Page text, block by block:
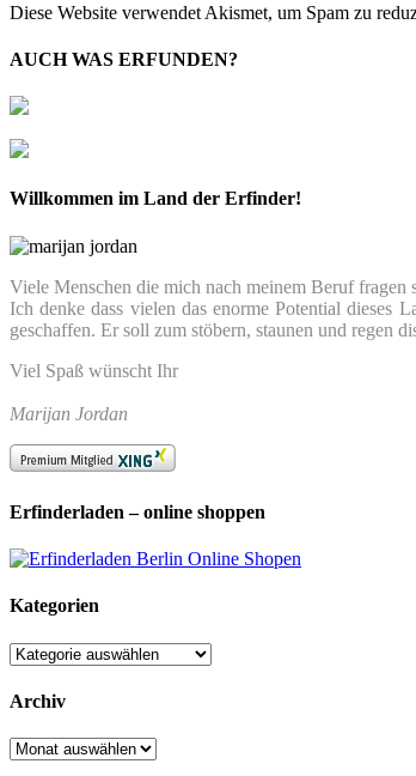
Diese Website verwendet Akismet, um Spam zu
AUCH WAS ERFUNDEN?
Willkommen im Land der Erfinder!
Viele Menschen die mich nach meinem Beruf fragen
Ich denke dass vielen das enorme Potential dieses
geschaffen. Er soll zum stöbern, staunen und regen
Viel Spaß wünscht Ihr
Marijan Jordan
Erfinderladen – online shoppen
Kategorien
Kategorien
Archiv
Archiv